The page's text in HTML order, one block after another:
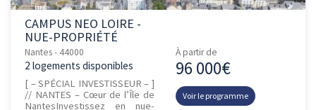
CAMPUS NEO LOIRE -
NUE-PROPRIÉTÉ
Nantes - 44000
2 logements disponibles
[ – SPÉCIAL INVESTISSEUR – ]
// NANTES – Cœur de l’Île de
NantesInvestissez en nue-
À partir de
96 000€
Voir le programme